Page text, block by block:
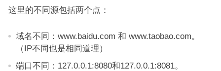
这里的不同源包括两个点：
域名不同：www.baidu.com 和 www.taobao.com。
（IP不同也是相同道理）
端口不同：127.0.0.1:8080和127.0.0.1:8081。